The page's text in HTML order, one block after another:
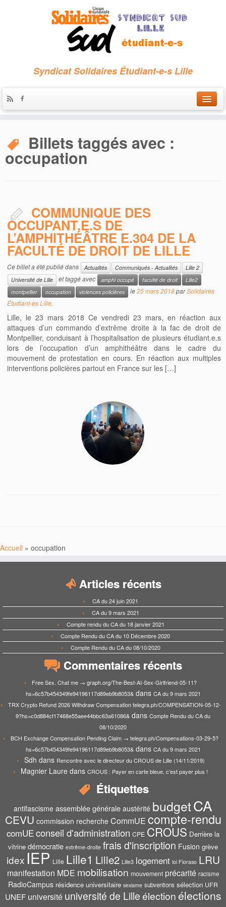
Syndicat Solidaires Étudiant-e-s Lille
Qui sommes-nous ?
Billets taggés avec :
occupation
COMMUNIQUE DES
OCCUPANT.E.S DE
L’AMPHITHÉÂTRE E.304 DE LA
FACULTÉ DE DROIT DE LILLE
Ce billet a été publié dans Actualités Communiqués - Actualités
Lille 2
Université de Lille
et taggé avec amphi occupé faculté de droit
Lille2
montpellier
occupation violences policières le25 mars 2018parSolidaires
Étudiant-es Lille.
Lille, le 23 mars 2018 Ce vendredi 23 mars, en réaction aux
attaques d’un commando d’extrême droite à la fac de droit de
Montpellier, conduisant à l’hospitalisation de plusieurs étudiant.e.s
lors de l’occupation d’un amphithéâtre dans le cadre du
mouvement de protestation en cours. En réaction aux multiples
interventions policières partout en France sur les […]
Accueil » occupation
Articles récents
CA du 24 juin 2021
CA du 9 mars 2021
Compte rendu du CA du 18 janvier 2021
Compte Rendu du CA du 10 Décembre 2020
Compte Rendu du CA du 08/10/2020
Commentaires récents
Free Sex. Chat me → graph.org/The-Best-AI-Sex-Girlfriend-05-11?
hs=6c57b454349fe94196117d89eb9b8053&dans CA du 9 mars 2021
TRX Crypto Refund 2026 Withdraw Compensation telegra.ph/COMPENSATION-05-12-
9?hs=c0d884cf17468e55aee44bbc63a61086& dans Compte Rendu du CA du
08/10/2020
BCH Exchange Compensation Pending Claim → telegra.ph/Compensations-03-29-5?
hs=6c57b454349fe94196117d89eb9b8053&dans CA du 9 mars 2021
Sdh dans Rencontre avec le directeur du CROUS de Lille (14/11/2019)
Magnier Laure dans CROUS : Payer en carte bleue, c’est payer plus !
Étiquettes
antifascisme assemblée générale austérité budgetCA
CEVU commission recherche CommUE compte-rendu
comUEconseil d'administration CPE CROUS Derrière la
vitrine démocratie extrême-droite frais d'inscription Fusion grève
idex IEP Lille Lille1 Lille2 Lille3 logement loi Fioraso LRU
manifestation MDE mobilisation mouvement précarité racisme
RadioCampus résidence universitaire sexisme subventions sélection UFR
UNEF université université de Lilleélection élections